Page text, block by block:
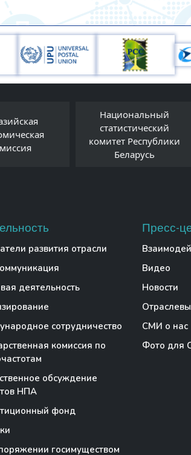
Национальный
статистический
комитет Республики
Беларусь
развития отрасли
деятельность
сотрудничество
комиссия по
обсуждение
НПА
фонд
госимуществом
Пресс-
Видео
Новости
СМИ о нас
Фото для